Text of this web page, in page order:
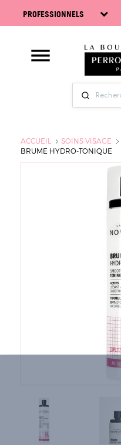
PROFESSIONNELS
ACCUEIL SOINS VISAGE
BRUME HYDRO-TONIQUE